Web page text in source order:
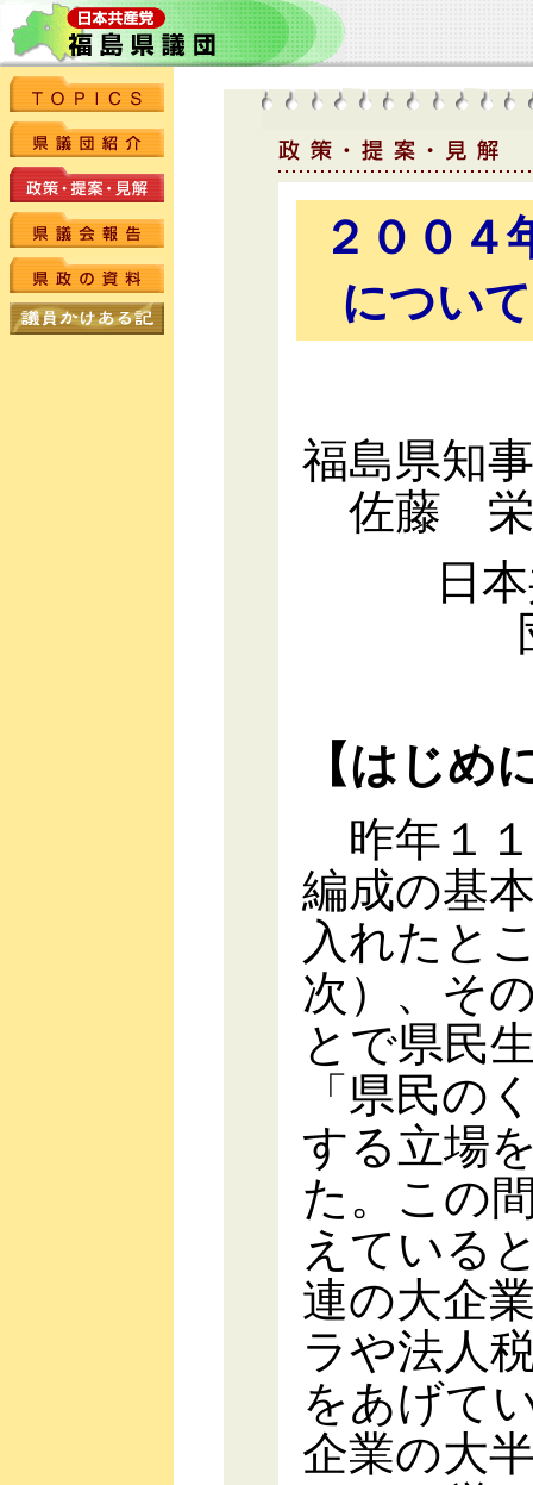
２００４
につい
福島県知事
佐藤
日
【はじめ
昨年１１
編成の基
入れたと
次）、そ
とで県民
「県民の
する立場
た。この
えている
連の大企
ラや法人
をあげて
企業の大